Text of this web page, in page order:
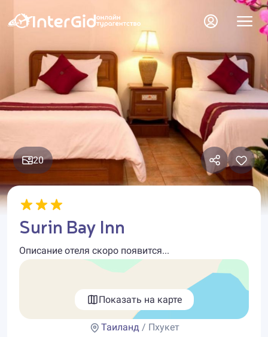
20
Surin Bay Inn
Описание отеля скоро появится...
Показать на карте
Таиланд / Пхукет